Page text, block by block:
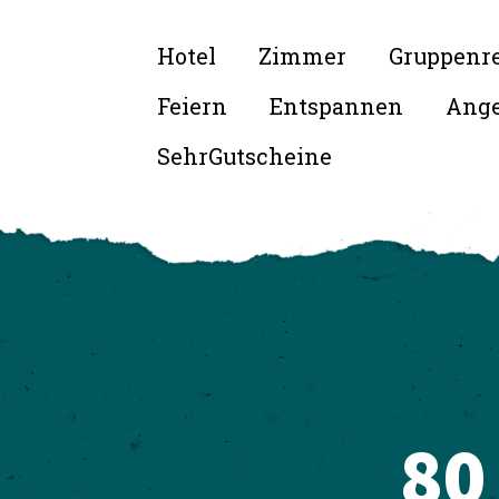
Hotel Zimmer
Feiern
Entspannen
SehrGutscheine